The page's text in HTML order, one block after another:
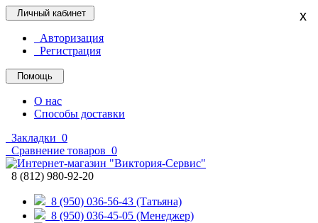
Личный кабинет
Авторизация
Регистрация
Помощь
О нас
Способы доставки
Закладки 0
Сравнение товаров 0
8 (812) 980-92-20
8 (950) 036-56-43 (Татьяна)
8 (950) 036-45-05 (Менеджер)
x